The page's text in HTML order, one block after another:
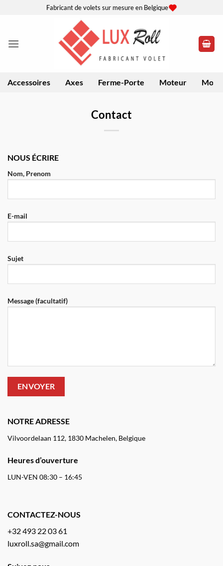
Fabricant de volets sur mesure en Belgique
Accessoires Axes Ferme-Porte Moteur
Contact
NOUS ÉCRIRE
Nom, Prenom
E-mail
Sujet
Message (facultatif)
NOTRE ADRESSE
Vilvoordelaan 112, 1830 Machelen, Belgique
Heures d’ouverture
LUN-VEN 08:30 – 16:45
CONTACTEZ-NOUS
+32 493 22 03 61
luxroll.sa@gmail.com